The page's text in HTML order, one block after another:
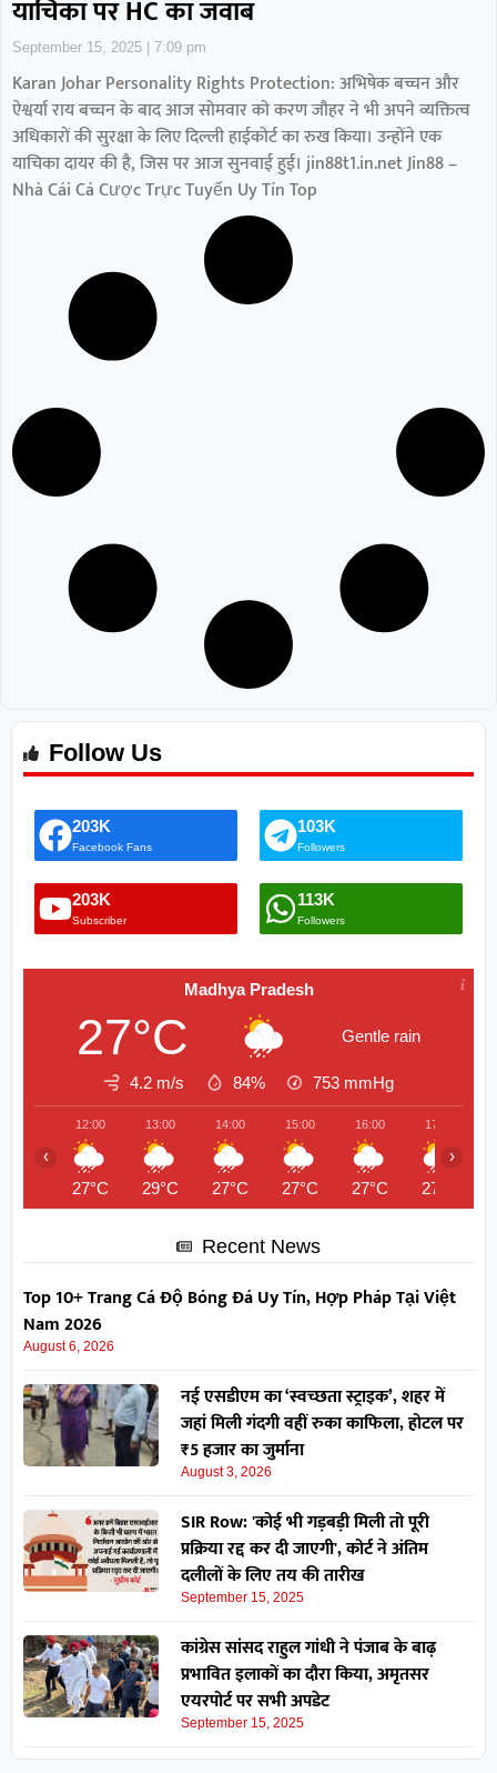
याचिका पर HC का जवाब
September 15, 2025 7:09 pm
Karan Johar Personality Rights Protection: अभिषेक बच्चन और
ऐश्वर्या राय बच्चन के बाद आज सोमवार को करण जौहर ने भी अपने व्यक्तित्व
अधिकारों की सुरक्षा के लिए दिल्ली हाईकोर्ट का रुख किया। उन्होंने एक
याचिका दायर की है, जिस पर आज सुनवाई हुई। jin88t1.in.net Jin88 –
Nhà Cái Cá Cược Trực Tuyến Uy Tín Top
Follow Us
203K
Facebook Fans
103K
Followers
203K
Subscriber
113K
Followers
Madhya Pradesh
27°C Gentle rain
4.2 m/s 84% 753 mmHg
12:00
27°C
13:00
29°C
14:00
27°C
15:00
27°C
16:00
27°C
17:00
27°C
‹ ›
Recent News
Top 10+ Trang Cá Độ Bóng Đá Uy Tín, Hợp Pháp Tại Việt
Nam 2026
August 6, 2026
नई एसडीएम का ‘स्वच्छता स्ट्राइक’, शहर में
जहां मिली गंदगी वहीं रुका काफिला, होटल पर
₹5 हजार का जुर्माना
August 3, 2026
SIR Row: 'कोई भी गड़बड़ी मिली तो पूरी
प्रक्रिया रद्द कर दी जाएगी', कोर्ट ने अंतिम
दलीलों के लिए तय की तारीख
September 15, 2025
कांग्रेस सांसद राहुल गांधी ने पंजाब के बाढ़
प्रभावित इलाकों का दौरा किया, अमृतसर
एयरपोर्ट पर सभी अपडेट
September 15, 2025